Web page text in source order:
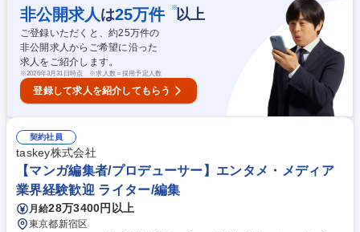
通貫で担当。自社開発のAIツールが作業を自動化するため、人は構成・演
出という最もクリエイティブな部分に集中。適性次第では、AIを使った開
発も経験可能。少数精鋭の環境で、AIを当たり前に使いこなす市場価値の
高い力が身につきます。 募集職種 【コンテンツディレクター】営業経験
者歓迎/日本一のAIメディア/未経験歓迎
非公開求人 は25万件 ※以上
ご登録いただくと、約25万件の
非公開求人からご希望に沿った
求人をご紹介します。
※2026年3月31日時点 ※求人数＝採用予定人数
登録して求人を紹介してもらう
契約社員
taskey株式会社
【マンガ編集者/プロデューサー】エンタメ・メディア
業界経験歓迎 ライター/編集
月給28万3400円以上
東京都新宿区